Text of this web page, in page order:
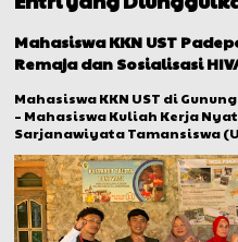
Mahasiswa KKN UST
Remaja dan Sosialisasi
Mahasiswa KKN UST di
– Mahasiswa Kuliah Kerja
Sarjanawiyata Tamansiswa